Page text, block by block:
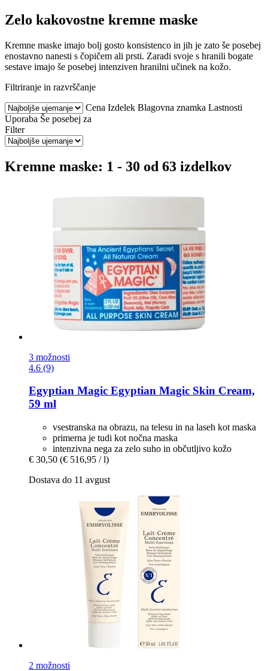
Zelo kakovostne kremne maske
Kremne maske imajo bolj gosto konsistenco in jih je zato še posebej
enostavno nanesti s čopičem ali prsti. Zaradi svoje s hranili bogate
sestave imajo še posebej intenziven hranilni učinek na kožo.
Filtriranje in razvrščanje
Cena Izdelek Blagovna znamka Lastnosti
Uporaba Še posebej za
Filter
Kremne maske: 1 - 30 od 63 izdelkov
3 možnosti
4.6 (9)
Egyptian Magic Egyptian Magic Skin Cream,
59 ml
vsestranska na obrazu, na telesu in na laseh kot maska
primerna je tudi kot nočna maska
intenzivna nega za zelo suho in občutljivo kožo
€ 30,50 (€ 516,95 / l)
Dostava do 11 avgust
2 možnosti